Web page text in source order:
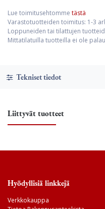
Lue toimitusehtomme tästä
Varastotuotteiden toimitus: 1-3
Loppuneiden tai tilattujen
Mittatilatuilla tuotteilla ei ole
Tekniset tiedot
Liittyvät tuotteet
Hyödyllisiä linkkejä
Verkkokauppa